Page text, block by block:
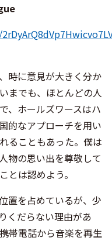
時に意見が大きく分か
までも、ほとんどの人
、ホールズワースはハ
的なアプローチを用い
ることもあった。僕は
物の思い出を尊敬して
とは認めよう。
置を占めているが、少
くだらない理由があ
帯電話から音楽を再生